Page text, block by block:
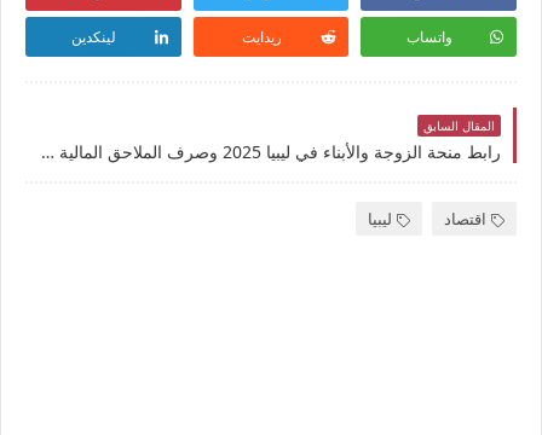
واتساب ريدايت لينكدين
المقال السابق
رابط منحة الزوجة والأبناء في ليبيا 2025 وصرف الملاحق المالية للأسر التي استكملت بياناتها
اقتصاد ليبيا